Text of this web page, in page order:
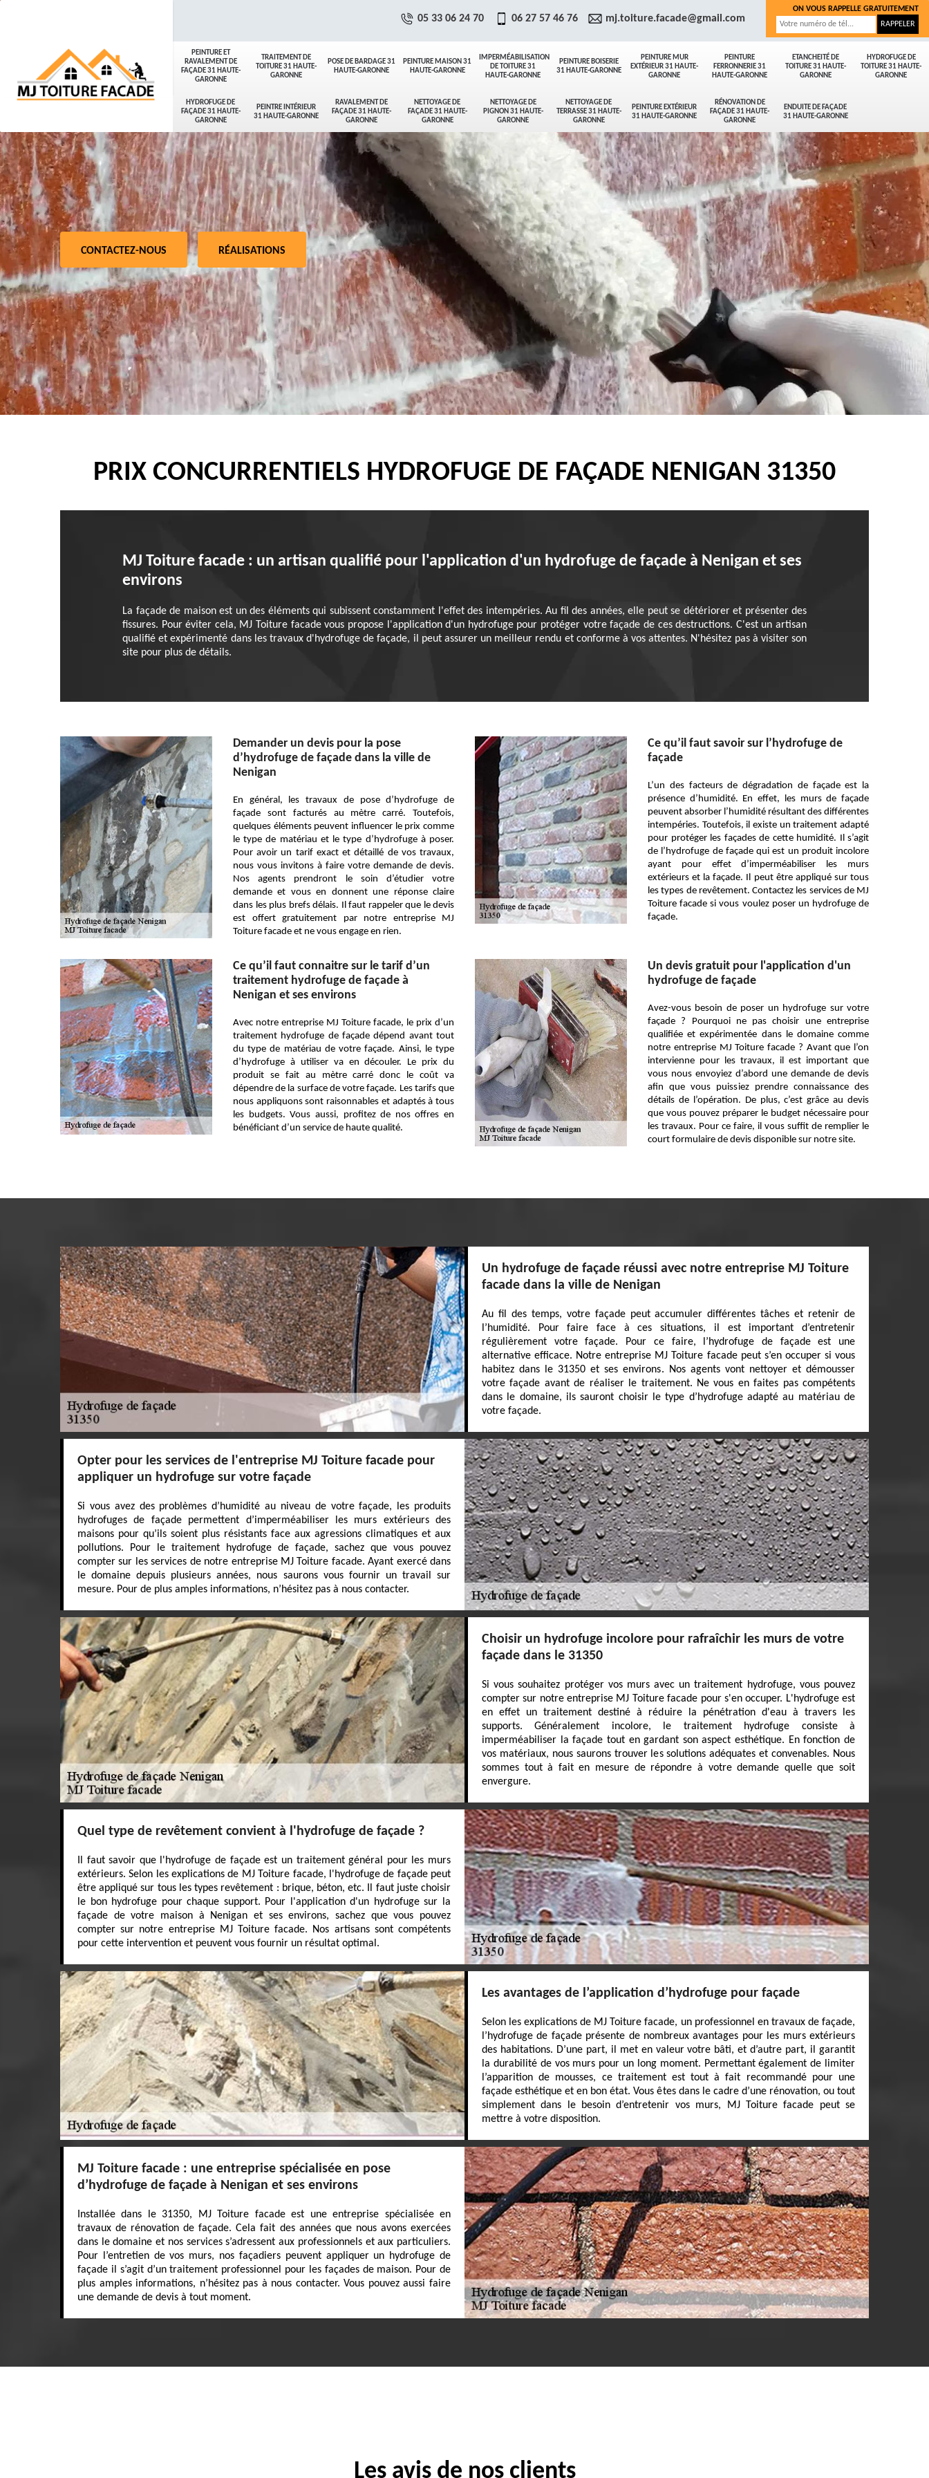
PEINTURE ET
RAVALEMENT DE
FAÇADE 31 HAUTE-
GARONNE
TRAITEMENT DE
TOITURE 31 HAUTE-
GARONNE
POSE DE BARDAGE 31
HAUTE-GARONNE
PEINTURE MAISON 31
HAUTE-GARONNE
IMPERMÉABILISATION
DE TOITURE 31
HAUTE-GARONNE
PEINTURE BOISERIE
31 HAUTE-GARONNE
PEINTURE MUR
EXTÉRIEUR 31 HAUTE-
GARONNE
PEINTURE
FERRONNERIE 31
HAUTE-GARONNE
ETANCHEITÉ DE
TOITURE 31 HAUTE-
GARONNE
HYDROFUGE DE
TOITURE 31 HAUTE-
GARONNE
HYDROFUGE DE
FAÇADE 31 HAUTE-
GARONNE
PEINTRE INTÉRIEUR
31 HAUTE-GARONNE
RAVALEMENT DE
FAÇADE 31 HAUTE-
GARONNE
NETTOYAGE DE
FAÇADE 31 HAUTE-
GARONNE
NETTOYAGE DE
PIGNON 31 HAUTE-
GARONNE
NETTOYAGE DE
TERRASSE 31 HAUTE-
GARONNE
PEINTURE EXTÉRIEUR
31 HAUTE-GARONNE
RÉNOVATION DE
FAÇADE 31 HAUTE-
GARONNE
ENDUITE DE FAÇADE
31 HAUTE-GARONNE
05 33 06 24 70 06 27 57 46 76 mj.toiture.facade@gmail.com
ON VOUS RAPPELLE GRATUITEMENT
CONTACTEZ-NOUS RÉALISATIONS
PRIX CONCURRENTIELS HYDROFUGE DE FAÇADE NENIGAN 31350
MJ Toiture facade : un artisan qualifié pour l'application d'un hydrofuge de façade à Nenigan et ses
environs
La façade de maison est un des éléments qui subissent constamment l'effet des intempéries. Au fil des années, elle peut se détériorer et présenter des
fissures. Pour éviter cela, MJ Toiture facade vous propose l'application d'un hydrofuge pour protéger votre façade de ces destructions. C'est un artisan
qualifié et expérimenté dans les travaux d'hydrofuge de façade, il peut assurer un meilleur rendu et conforme à vos attentes. N'hésitez pas à visiter son
site pour plus de détails.
Demander un devis pour la pose
d’hydrofuge de façade dans la ville de
Nenigan
En général, les travaux de pose d’hydrofuge de
façade sont facturés au mètre carré. Toutefois,
quelques éléments peuvent influencer le prix comme
le type de matériau et le type d’hydrofuge à poser.
Pour avoir un tarif exact et détaillé de vos travaux,
nous vous invitons à faire votre demande de devis.
Nos agents prendront le soin d’étudier votre
demande et vous en donnent une réponse claire
dans les plus brefs délais. Il faut rappeler que le devis
est offert gratuitement par notre entreprise MJ
Toiture facade et ne vous engage en rien.
Ce qu’il faut savoir sur l’hydrofuge de
façade
L’un des facteurs de dégradation de façade est la
présence d’humidité. En effet, les murs de façade
peuvent absorber l’humidité résultant des différentes
intempéries. Toutefois, il existe un traitement adapté
pour protéger les façades de cette humidité. Il s’agit
de l’hydrofuge de façade qui est un produit incolore
ayant pour effet d’imperméabiliser les murs
extérieurs et la façade. Il peut être appliqué sur tous
les types de revêtement. Contactez les services de MJ
Toiture facade si vous voulez poser un hydrofuge de
façade.
Ce qu’il faut connaitre sur le tarif d’un
traitement hydrofuge de façade à
Nenigan et ses environs
Avec notre entreprise MJ Toiture facade, le prix d’un
traitement hydrofuge de façade dépend avant tout
du type de matériau de votre façade. Ainsi, le type
d’hydrofuge à utiliser va en découler. Le prix du
produit se fait au mètre carré donc le coût va
dépendre de la surface de votre façade. Les tarifs que
nous appliquons sont raisonnables et adaptés à tous
les budgets. Vous aussi, profitez de nos offres en
bénéficiant d’un service de haute qualité.
Un devis gratuit pour l'application d'un
hydrofuge de façade
Avez-vous besoin de poser un hydrofuge sur votre
façade ? Pourquoi ne pas choisir une entreprise
qualifiée et expérimentée dans le domaine comme
notre entreprise MJ Toiture facade ? Avant que l’on
intervienne pour les travaux, il est important que
vous nous envoyiez d’abord une demande de devis
afin que vous puissiez prendre connaissance des
détails de l’opération. De plus, c’est grâce au devis
que vous pouvez préparer le budget nécessaire pour
les travaux. Pour ce faire, il vous suffit de remplier le
court formulaire de devis disponible sur notre site.
Un hydrofuge de façade réussi avec notre entreprise MJ Toiture
facade dans la ville de Nenigan
Au fil des temps, votre façade peut accumuler différentes tâches et retenir de
l’humidité. Pour faire face à ces situations, il est important d’entretenir
régulièrement votre façade. Pour ce faire, l’hydrofuge de façade est une
alternative efficace. Notre entreprise MJ Toiture facade peut s’en occuper si vous
habitez dans le 31350 et ses environs. Nos agents vont nettoyer et démousser
votre façade avant de réaliser le traitement. Ne vous en faites pas compétents
dans le domaine, ils sauront choisir le type d’hydrofuge adapté au matériau de
votre façade.
Opter pour les services de l'entreprise MJ Toiture facade pour
appliquer un hydrofuge sur votre façade
Si vous avez des problèmes d’humidité au niveau de votre façade, les produits
hydrofuges de façade permettent d’imperméabiliser les murs extérieurs des
maisons pour qu’ils soient plus résistants face aux agressions climatiques et aux
pollutions. Pour le traitement hydrofuge de façade, sachez que vous pouvez
compter sur les services de notre entreprise MJ Toiture facade. Ayant exercé dans
le domaine depuis plusieurs années, nous saurons vous fournir un travail sur
mesure. Pour de plus amples informations, n’hésitez pas à nous contacter.
Choisir un hydrofuge incolore pour rafraîchir les murs de votre
façade dans le 31350
Si vous souhaitez protéger vos murs avec un traitement hydrofuge, vous pouvez
compter sur notre entreprise MJ Toiture facade pour s'en occuper. L'hydrofuge est
en effet un traitement destiné à réduire la pénétration d'eau à travers les
supports. Généralement incolore, le traitement hydrofuge consiste à
imperméabiliser la façade tout en gardant son aspect esthétique. En fonction de
vos matériaux, nous saurons trouver les solutions adéquates et convenables. Nous
sommes tout à fait en mesure de répondre à votre demande quelle que soit
envergure.
Quel type de revêtement convient à l'hydrofuge de façade ?
Il faut savoir que l'hydrofuge de façade est un traitement général pour les murs
extérieurs. Selon les explications de MJ Toiture facade, l'hydrofuge de façade peut
être appliqué sur tous les types revêtement : brique, béton, etc. Il faut juste choisir
le bon hydrofuge pour chaque support. Pour l'application d'un hydrofuge sur la
façade de votre maison à Nenigan et ses environs, sachez que vous pouvez
compter sur notre entreprise MJ Toiture facade. Nos artisans sont compétents
pour cette intervention et peuvent vous fournir un résultat optimal.
Les avantages de l’application d’hydrofuge pour façade
Selon les explications de MJ Toiture facade, un professionnel en travaux de façade,
l’hydrofuge de façade présente de nombreux avantages pour les murs extérieurs
des habitations. D’une part, il met en valeur votre bâti, et d’autre part, il garantit
la durabilité de vos murs pour un long moment. Permettant également de limiter
l’apparition de mousses, ce traitement est tout à fait recommandé pour une
façade esthétique et en bon état. Vous êtes dans le cadre d’une rénovation, ou tout
simplement dans le besoin d’entretenir vos murs, MJ Toiture facade peut se
mettre à votre disposition.
MJ Toiture facade : une entreprise spécialisée en pose
d’hydrofuge de façade à Nenigan et ses environs
Installée dans le 31350, MJ Toiture facade est une entreprise spécialisée en
travaux de rénovation de façade. Cela fait des années que nous avons exercées
dans le domaine et nos services s’adressent aux professionnels et aux particuliers.
Pour l’entretien de vos murs, nos façadiers peuvent appliquer un hydrofuge de
façade il s’agit d’un traitement professionnel pour les façades de maison. Pour de
plus amples informations, n’hésitez pas à nous contacter. Vous pouvez aussi faire
une demande de devis à tout moment.
Les avis de nos clients